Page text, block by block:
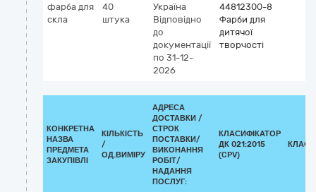
фарба для
скла
40
штука
Україна
Відповідно
до
документації
по 31-12-
2026
44812300-8
Фарби для
дитячої
творчості
КОНКРЕТНА
НАЗВА
ПРЕДМЕТА
ЗАКУПІВЛІ
КІЛЬКІСТЬ
/
ОД.ВИМІРУ
АДРЕСА
ДОСТАВКИ /
СТРОК
ПОСТАВКИ/
ВИКОНАННЯ
РОБІТ/
НАДАННЯ
ПОСЛУГ:
КЛАСИФІКАТОР
ДК 021:2015
(CPV)